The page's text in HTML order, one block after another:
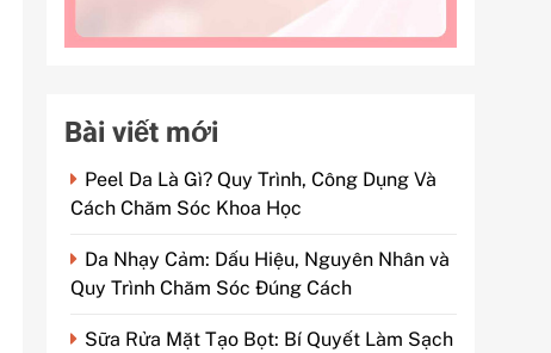
Bài viết mới
Peel Da Là Gì? Quy Trình, Công Dụng Và
Cách Chăm Sóc Khoa Học
Da Nhạy Cảm: Dấu Hiệu, Nguyên Nhân và
Quy Trình Chăm Sóc Đúng Cách
Sữa Rửa Mặt Tạo Bọt: Bí Quyết Làm Sạch